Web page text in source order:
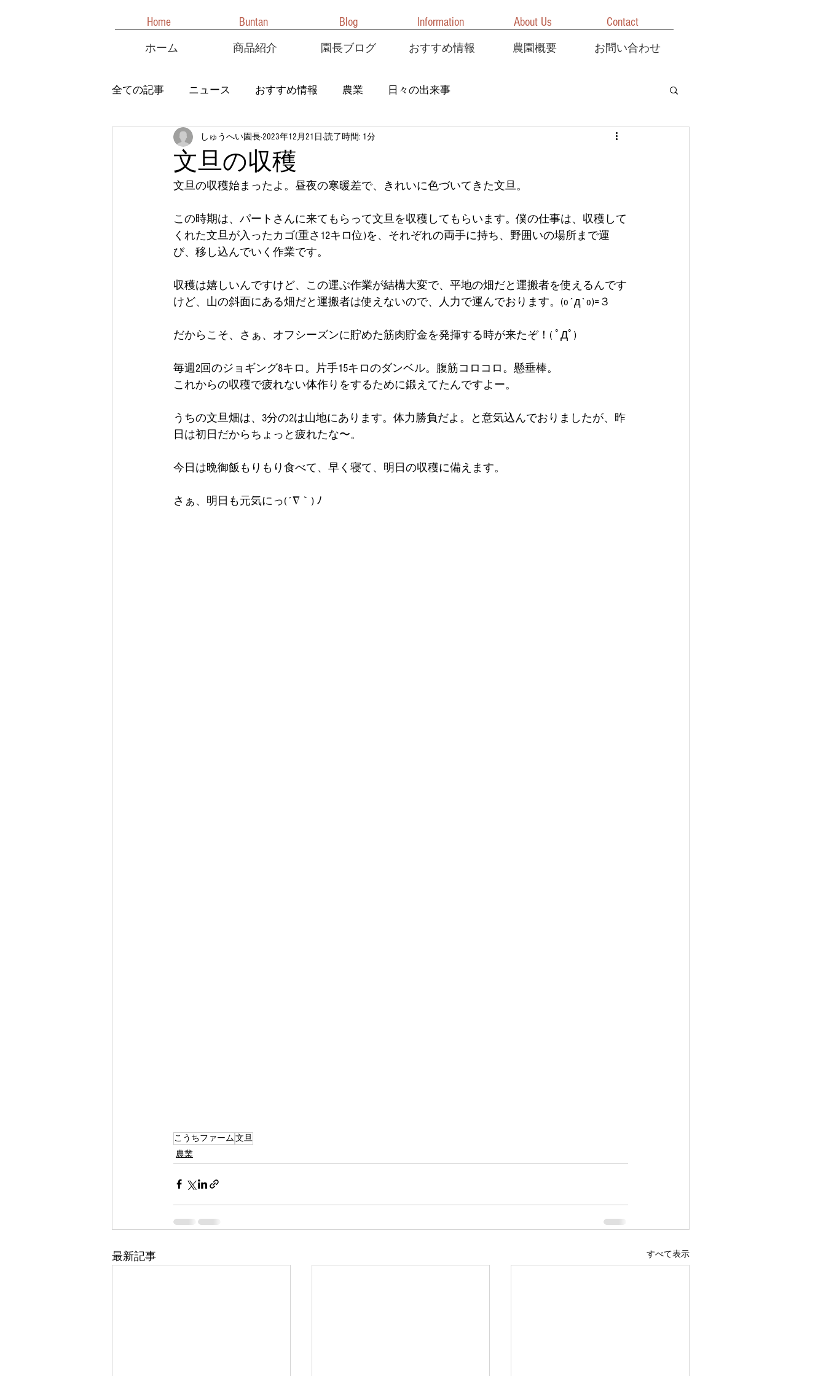
ホーム 商品紹介 園長ブログ おすすめ情報 農園概要 お問い合わせ
Home About Us
Information
Blog
Buntan Contact
全ての記事 ニュース おすすめ情報 農業 日々の出来事
文旦の収穫
しゅうへい園長2023年12月21日 読了時間: 1分
文旦の収穫始まったよ。昼夜の寒暖差で、きれいに色づいてきた文旦。
この時期は、パートさんに来てもらって文旦を収穫してもらいます。僕の仕事は、収穫して
くれた文旦が入ったカゴ(重さ12キロ位)を、それぞれの両手に持ち、野囲いの場所まで運
び、移し込んでいく作業です。
収穫は嬉しいんですけど、この運ぶ作業が結構大変で、平地の畑だと運搬者を使えるんです
けど、山の斜面にある畑だと運搬者は使えないので、人力で運んでおります。(o´д`o)=３
だからこそ、さぁ、オフシーズンに貯めた筋肉貯金を発揮する時が来たぞ！( ﾟДﾟ)
毎週2回のジョギング8キロ。片手15キロのダンベル。腹筋コロコロ。懸垂棒。
これからの収穫で疲れない体作りをするために鍛えてたんですよー。
うちの文旦畑は、3分の2は山地にあります。体力勝負だよ。と意気込んでおりましたが、昨
日は初日だからちょっと疲れたな〜。
今日は晩御飯もりもり食べて、早く寝て、明日の収穫に備えます。
さぁ、明日も元気にっ(´∇｀) ﾉ
こうちファーム文旦
農業
最新記事 すべて表示